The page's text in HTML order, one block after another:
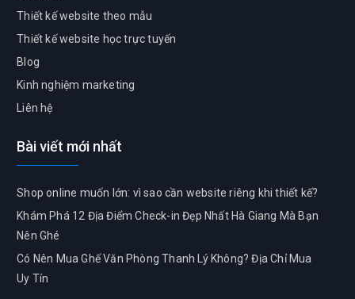
Thiết kế website theo mẫu
Thiết kế website học trực tuyến
Blog
Kinh nghiệm marketing
Liên hệ
Bài viết mới nhất
Shop online muốn lớn: vì sao cần website riêng khi thiết kế?
Khám Phá 12 Địa Điểm Check-in Đẹp Nhất Hà Giang Mà Bạn
Nên Ghé
Có Nên Mua Ghế Văn Phòng Thanh Lý Không? Địa Chỉ Mua
Uy Tín